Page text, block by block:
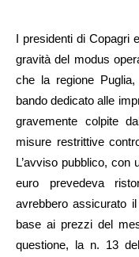
I presidenti di Copagri
gravità del modus
che la regione
bando dedicato alle
gravemente colpite
misure restrittive
L’avviso pubblico,
euro prevedeva
avrebbero assicurato
base ai prezzi del
questione, la n. 13